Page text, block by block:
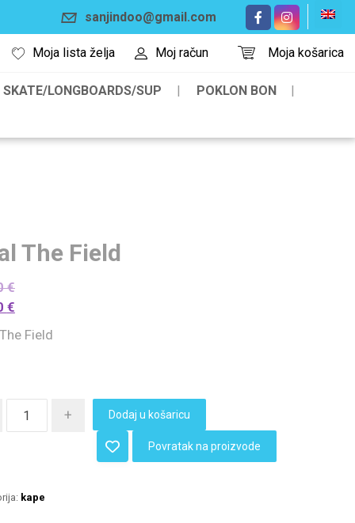
sanjindoo@gmail.com
Moja košarica
Moj račun
Moja lista želja
SKATE/LONGBOARDS/SUP POKLON BON
The Field
€
€
Field
+ Dodaj u košaricu
Povratak na proizvode
kape